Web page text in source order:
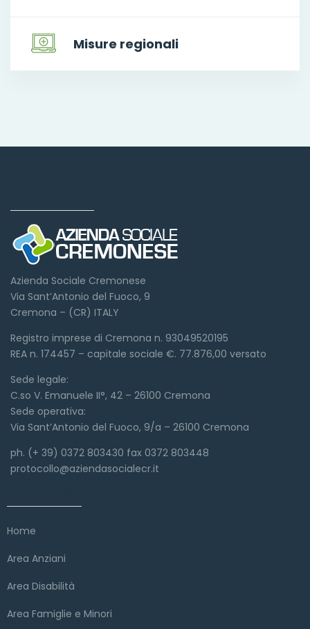
Misure regionali
Azienda Sociale Cremonese
Via Sant’Antonio del Fuoco, 9
Cremona – (CR) ITALY
Registro imprese di Cremona n. 93049520195
REA n. 174457 – capitale sociale €. 77.876,00 versato
Sede legale:
C.so V. Emanuele II°, 42 – 26100 Cremona
Sede operativa:
Via Sant’Antonio del Fuoco, 9/a – 26100 Cremona
ph. (+ 39) 0372 803430 fax 0372 803448
protocollo@aziendasocialecr.it
Home
Area Anziani
Area Disabilità
Area Famiglie e Minori